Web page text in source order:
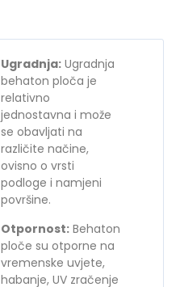
Ugradnja: Ugradnja
behaton ploča je
relativno
jednostavna i može
se obavljati na
različite načine,
ovisno o vrsti
podloge i namjeni
površine.
Otpornost: Behaton
ploče su otporne na
vremenske uvjete,
habanje, UV zračenje